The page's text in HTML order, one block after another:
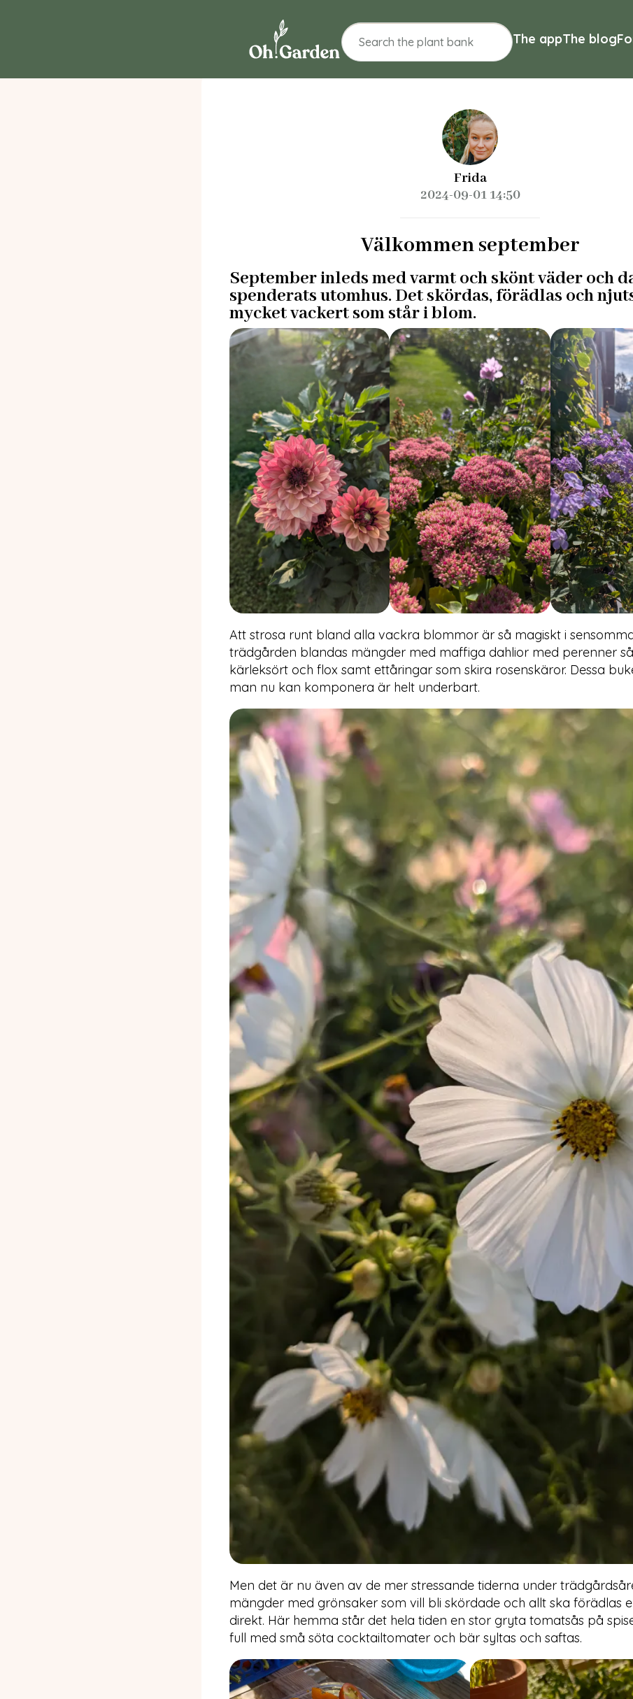
The appThe blog
Frida
2024-09-01 14:50
Välkommen september
September inleds med varmt och skönt väder och
spenderats utomhus. Det skördas, förädlas och
mycket vackert som står i blom.
Att strosa runt bland alla vackra blommor är så magiskt i
trädgården blandas mängder med maffiga dahlior med perenner
kärleksört och flox samt ettåringar som skira rosenskäror. Dessa
man nu kan komponera är helt underbart.
Men det är nu även av de mer stressande tiderna under
mängder med grönsaker som vill bli skördade och allt ska förädlas
direkt. Här hemma står det hela tiden en stor gryta tomatsås på
full med små söta cocktailtomater och bär syltas och saftas.